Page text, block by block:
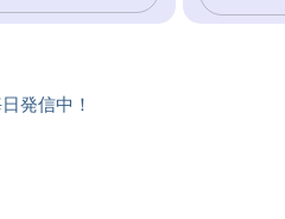
発信中！